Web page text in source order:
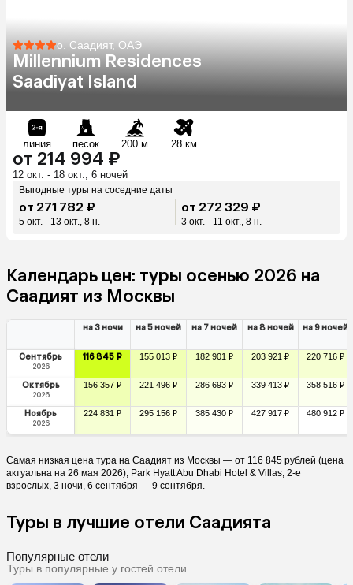
о. Саадият, ОАЭ
Millennium Residences
Saadiyat Island
линия песок 200 м 28 км
от 214 994 ₽
12 окт. - 18 окт., 6 ночей
Выгодные туры на соседние даты
от 271 782 ₽
5 окт. - 13 окт., 8 н.
от 272 329 ₽
3 окт. - 11 окт., 8 н.
Календарь цен: туры осенью 2026 на
Саадият из Москвы
на 3 ночи на 5 ночей на 7 ночей на 8 ночей на 9 ночей
Сентябрь
2026
116 845 ₽ 155 013 ₽ 182 901 ₽ 203 921 ₽ 220 716 ₽
Октябрь
2026
156 357 ₽ 221 496 ₽ 286 693 ₽ 339 413 ₽ 358 516 ₽
Ноябрь
2026
224 831 ₽ 295 156 ₽ 385 430 ₽ 427 917 ₽ 480 912 ₽
Самая низкая цена тура на Саадият из Москвы — от 116 845 рублей (цена
актуальна на 26 мая 2026), Park Hyatt Abu Dhabi Hotel & Villas, 2-е
взрослых, 3 ночи, 6 сентября — 9 сентября.
Туры в лучшие отели Саадията
Популярные отели
Туры в популярные у гостей отели